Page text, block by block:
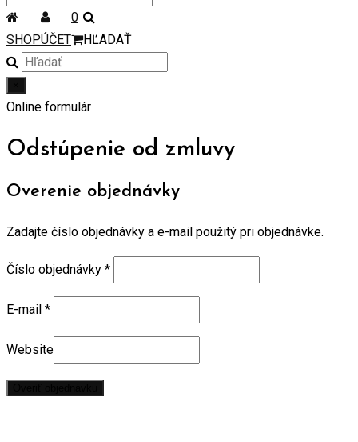
SHOPÚČET
0
HĽADAŤ
Online formulár
Odstúpenie od zmluvy
Overenie objednávky
Zadajte číslo objednávky a e-mail použitý pri objednávke.
Číslo objednávky *
E-mail *
Website